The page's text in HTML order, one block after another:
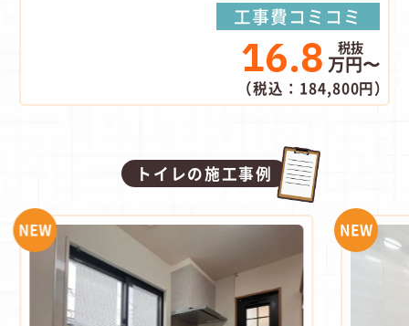
工事費コミコミ
16.8 万円〜
（税込：184,800円）
トイレの施工事例
NEW NEW